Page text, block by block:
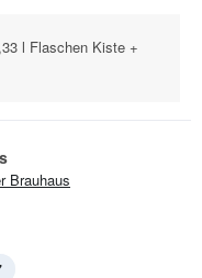
l Flaschen Kiste +
Brauhaus